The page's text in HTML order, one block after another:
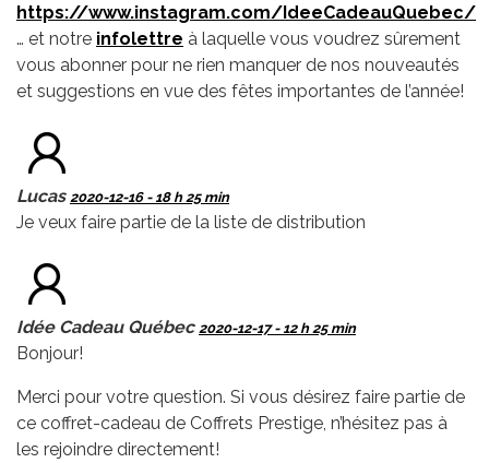
https://www.instagram.com/IdeeCadeauQuebec/
… et notre infolettre à laquelle vous voudrez sûrement
vous abonner pour ne rien manquer de nos nouveautés
et suggestions en vue des fêtes importantes de l’année!
Lucas 2020-12-16 - 18 h 25 min
Je veux faire partie de la liste de distribution
Idée Cadeau Québec 2020-12-17 - 12 h 25 min
Bonjour!
Merci pour votre question. Si vous désirez faire partie de
ce coffret-cadeau de Coffrets Prestige, n’hésitez pas à
les rejoindre directement!